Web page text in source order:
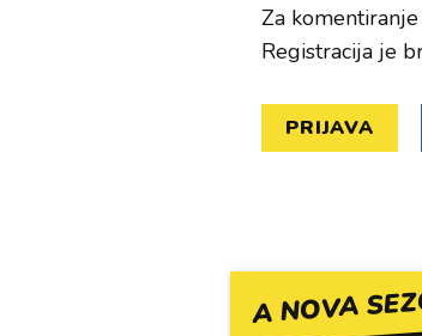
Za
Registracija je
PRIJAVA
A NOVA